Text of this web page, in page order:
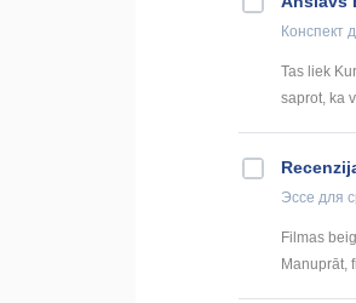
Конспект
Tas liek
saprot, ka
Эссе для
Filmas
Manuprāt,